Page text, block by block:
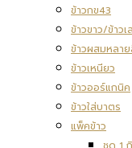
ข้าวกข43
ข้าวขาว/ข้าวเ
ข้าวผสมหลา
ข้าวเหนียว
ข้าวออร์แกนิค
ข้าวใส่บาตร
แพ็คข้าว